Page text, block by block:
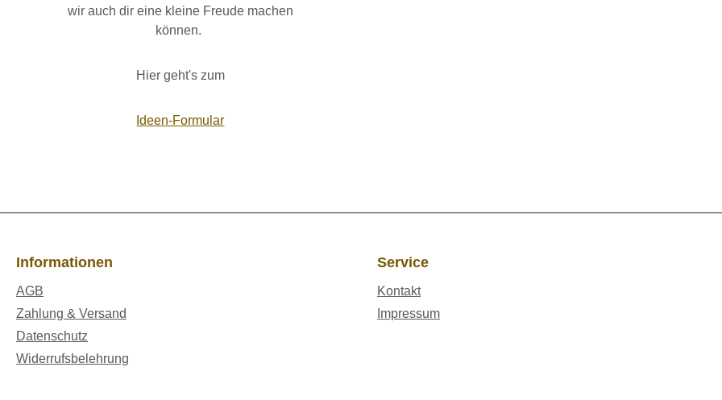
wir auch dir eine kleine Freude machen
können.
Hier geht's zum
Ideen-Formular
Informationen
AGB
Zahlung & Versand
Datenschutz
Widerrufsbelehrung
Service
Kontakt
Impressum